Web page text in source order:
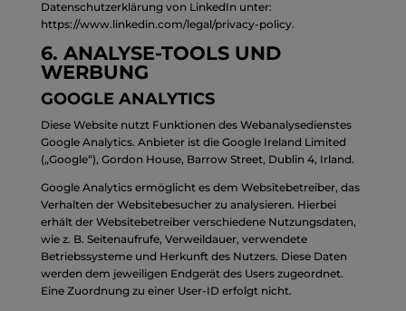
Datenschutzerklärung von LinkedIn unter:
https://www.linkedin.com/legal/privacy-policy.
6. ANALYSE-TOOLS UND
WERBUNG
GOOGLE ANALYTICS
Diese Website nutzt Funktionen des Webanalysedienstes
Google Analytics. Anbieter ist die Google Ireland Limited
(„Google“), Gordon House, Barrow Street, Dublin 4, Irland.
Google Analytics ermöglicht es dem Websitebetreiber, das
Verhalten der Websitebesucher zu analysieren. Hierbei
erhält der Websitebetreiber verschiedene Nutzungsdaten,
wie z. B. Seitenaufrufe, Verweildauer, verwendete
Betriebssysteme und Herkunft des Nutzers. Diese Daten
werden dem jeweiligen Endgerät des Users zugeordnet.
Eine Zuordnung zu einer User-ID erfolgt nicht.